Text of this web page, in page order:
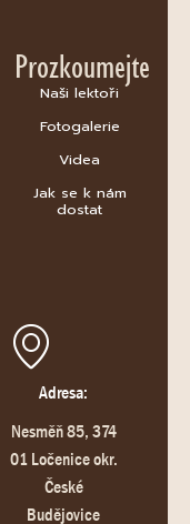
Prozkoumejte
Naši lektoři
Fotogalerie
Videa
Jak se k nám
dostat
Adresa:
Nesměň 85, 374
01 Ločenice okr.
České
Budějovice